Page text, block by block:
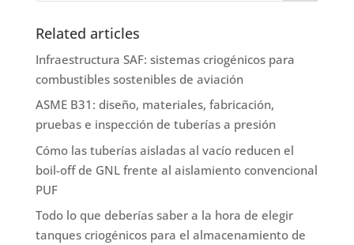
Related articles
Infraestructura SAF: sistemas criogénicos para
combustibles sostenibles de aviación
ASME B31: diseño, materiales, fabricación,
pruebas e inspección de tuberías a presión
Cómo las tuberías aisladas al vacío reducen el
boil-off de GNL frente al aislamiento convencional
PUF
Todo lo que deberías saber a la hora de elegir
tanques criogénicos para el almacenamiento de